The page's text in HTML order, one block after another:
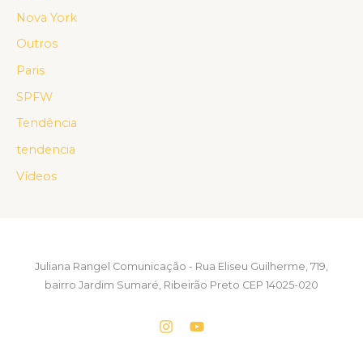
Nova York
Outros
Paris
SPFW
Tendência
tendencia
Vídeos
Juliana Rangel Comunicação - Rua Eliseu Guilherme, 719,
bairro Jardim Sumaré, Ribeirão Preto CEP 14025-020